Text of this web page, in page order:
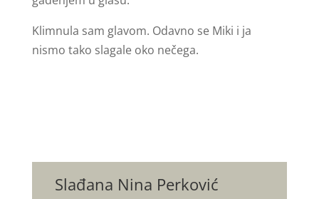
Klimnula sam glavom. Odavno se Miki i ja
nismo tako slagale oko nečega.
Slađana Nina Perković